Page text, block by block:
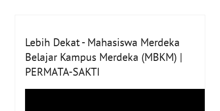
Lebih Dekat - Mahasiswa Merdeka
Belajar Kampus Merdeka (MBKM) |
PERMATA-SAKTI